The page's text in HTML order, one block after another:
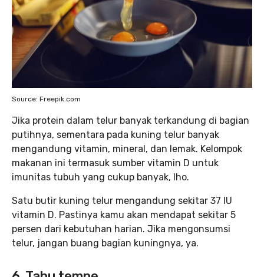
Source: Freepik.com
Jika protein dalam telur banyak terkandung di bagian
putihnya, sementara pada kuning telur banyak
mengandung vitamin, mineral, dan lemak. Kelompok
makanan ini termasuk sumber vitamin D untuk
imunitas tubuh yang cukup banyak, lho.
Satu butir kuning telur mengandung sekitar 37 IU
vitamin D. Pastinya kamu akan mendapat sekitar 5
persen dari kebutuhan harian. Jika mengonsumsi
telur, jangan buang bagian kuningnya, ya.